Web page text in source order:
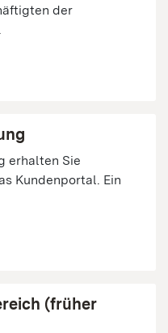
der
erhalten Sie
Kundenportal. Ein
(früher